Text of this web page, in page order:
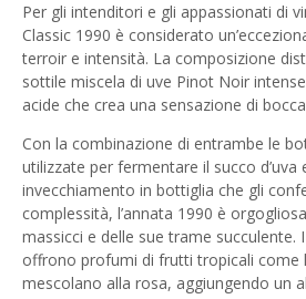
Per gli intenditori e gli appassionati di
Classic 1990 è considerato
terroir e intensità. La composizione
sottile miscela di uve Pinot Noir
acide che crea una sensazione di
Con la combinazione di entrambe le
utilizzate per fermentare il succo d’uva
invecchiamento in bottiglia che gli
complessità, l’annata 1990 è
massicci e delle sue trame succulente.
offrono profumi di frutti tropicali come
mescolano alla rosa, aggiungendo un